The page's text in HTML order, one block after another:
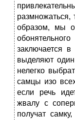
размножаться,
образом, мы
заключается
выделяют
нелегко
самцы изо
если речь
жвалу с
получат